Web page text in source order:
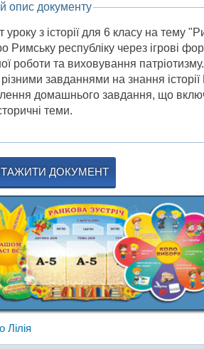
опис документу
уроку з історії для 6 класу на тему
Римську республіку через ігрові
роботи та виховування
різними завданнями на знання
домашнього завдання, що
теми.
ДОКУМЕНТ
Лілія